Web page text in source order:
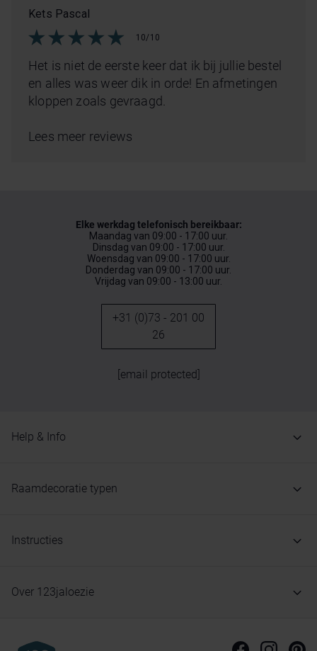
Kets Pascal
10/10
Het is niet de eerste keer dat ik bij jullie bestel
en alles was weer dik in orde! En afmetingen
kloppen zoals gevraagd.
Lees meer reviews
Elke werkdag telefonisch bereikbaar:
Maandag van 09:00 - 17:00 uur.
Dinsdag van 09:00 - 17:00 uur.
Woensdag van 09:00 - 17:00 uur.
Donderdag van 09:00 - 17:00 uur.
Vrijdag van 09:00 - 13:00 uur.
+31 (0)73 - 201 00
26
[email protected]
Help & Info
Raamdecoratie typen
Instructies
Over 123jaloezie